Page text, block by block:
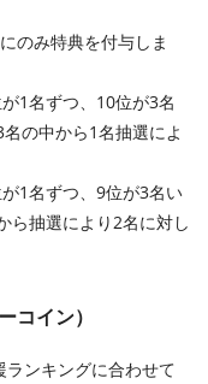
のみ特典を付与しま
1名ずつ、10位が3名
の中から1名抽選によ
1名ずつ、9位が3名い
ら抽選により2名に対し
コイン）
ンキングに合わせて